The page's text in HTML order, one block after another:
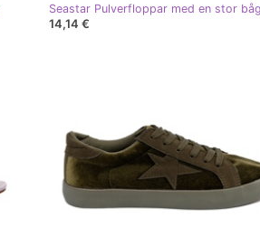
Seastar Pulverfloppar med en stor
14,14 €